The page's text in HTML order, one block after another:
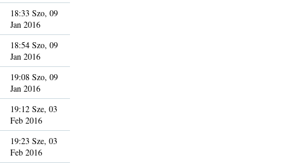
18:33 Szo, 09
Jan 2016
18:54 Szo, 09
Jan 2016
19:08 Szo, 09
Jan 2016
19:12 Sze, 03
Feb 2016
19:23 Sze, 03
Feb 2016